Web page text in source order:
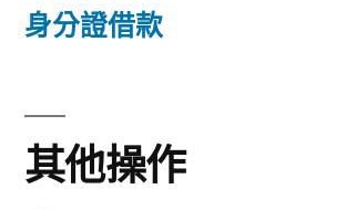
身分證借款
其他操作